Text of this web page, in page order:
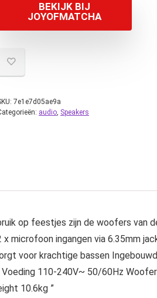
BEKIJK BIJ
JOYOFMATCHA
7e1e7d05ae9a
audio, Speakers
op feestjes zijn de woofers van
microfoon ingangen via 6.35mm
voor krachtige bassen
110-240V~ 50/60Hz
10.6kg ”